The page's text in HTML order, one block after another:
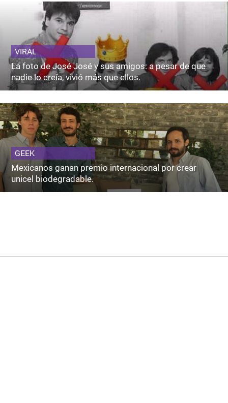
VIRAL
La foto de José José y sus amigos: a pesar de que
nadie lo creía, vivió más que ellos.
GEEK
Mexicanos ganan premio internacional por crear
unicel biodegradable.